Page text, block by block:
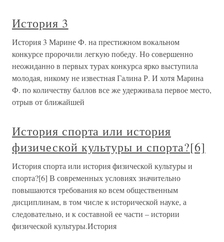
История 3
История 3 Марине Ф. на престижном вокальном
конкурсе пророчили легкую победу. Но совершенно
неожиданно в первых турах конкурса ярко выступила
молодая, никому не известная Галина Р. И хотя Марина
Ф. по количеству баллов все же удерживала первое место,
отрыв от ближайшей
История спорта или история
физической культуры и спорта?[6]
История спорта или история физической культуры и
спорта?[6] В современных условиях значительно
повышаются требования ко всем общественным
дисциплинам, в том числе к исторической науке, а
следовательно, и к составной ее части – истории
физической культуры.История